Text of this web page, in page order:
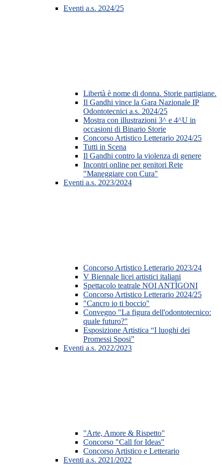
Eventi a.s. 2024/25
Libertà è nome di donna. Storie partigiane.
Il Gandhi vince la Gara Nazionale IP
Odontotecnici a.s. 2024/25
Mostra con illustrazioni 3^ e 4^U in
occasioni di Binario Storie
Concorso Artistico Letterario 2024/25
Tutti in Scena
Il Gandhi contro la violenza di genere
Incontri online per genitori Rete
"Maneggiare con Cura"
Eventi a.s. 2023/2024
Concorso Artistico Letterario 2023/24
V Biennale licei artistici italiani
Spettacolo teatrale NOI ANTÌGONI
Concorso Artistico Letterario 2024/25
"Cancro io ti boccio"
Convegno "La figura dell'odontotecnico:
quale futuro?"
Esposizione Artistica “I luoghi dei
Promessi Sposi”
Eventi a.s. 2022/2023
"Arte, Amore & Rispetto"
Concorso "Call for Ideas"
Concorso Artistico e Letterario
Eventi a.s. 2021/2022